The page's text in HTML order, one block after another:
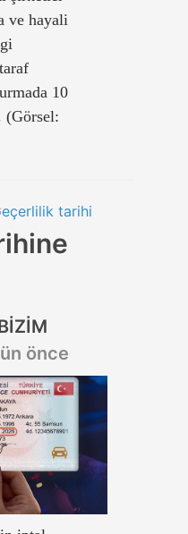
ve hayali
10
(Görsel:
tarihi
önce